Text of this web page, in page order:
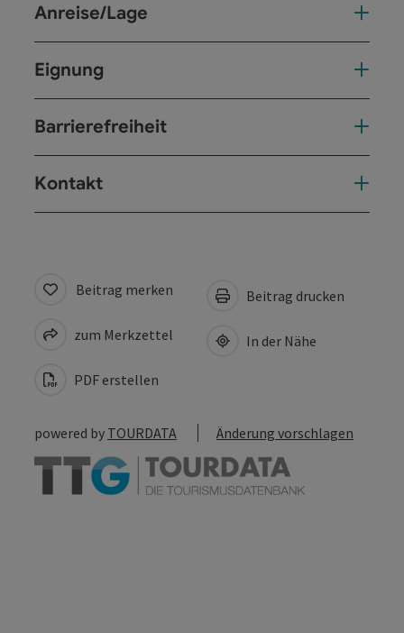
Anreise/Lage
Eignung
Barrierefreiheit
Kontakt
Beitrag merken
zum Merkzettel
PDF erstellen
Beitrag drucken
In der Nähe
powered by TOURDATA Änderung vorschlagen